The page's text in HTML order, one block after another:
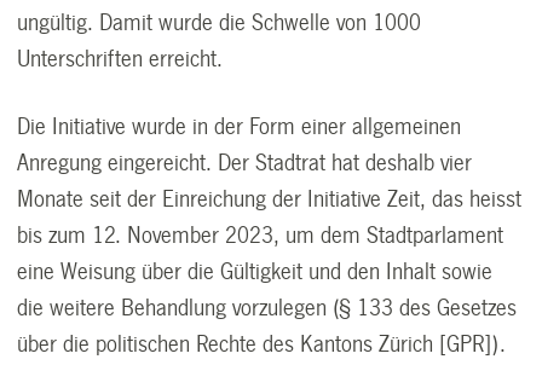
ungültig. Damit wurde die Schwelle von 1000
Unterschriften erreicht.
Die Initiative wurde in der Form einer allgemeinen
Anregung eingereicht. Der Stadtrat hat deshalb vier
Monate seit der Einreichung der Initiative Zeit, das heisst
bis zum 12. November 2023, um dem Stadtparlament
eine Weisung über die Gültigkeit und den Inhalt sowie
die weitere Behandlung vorzulegen (§ 133 des Gesetzes
über die politischen Rechte des Kantons Zürich [GPR]).